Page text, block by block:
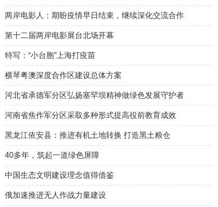
两岸电影人：期盼疫情早日结束，继续深化交流合作
第十二届两岸电影展台北场开幕
特写：“小台胞”上海打疫苗
横琴粤澳深度合作区建设总体方案
河北省承德军分区弘扬塞罕坝精神做绿色发展守护者
河南省焦作军分区采取多种形式提高役前教育成效
黑龙江依安县：推进有机土地转换 打造黑土粮仓
40多年，筑起一道绿色屏障
中国生态文明建设理念值得借鉴
俄加速推进无人作战力量建设